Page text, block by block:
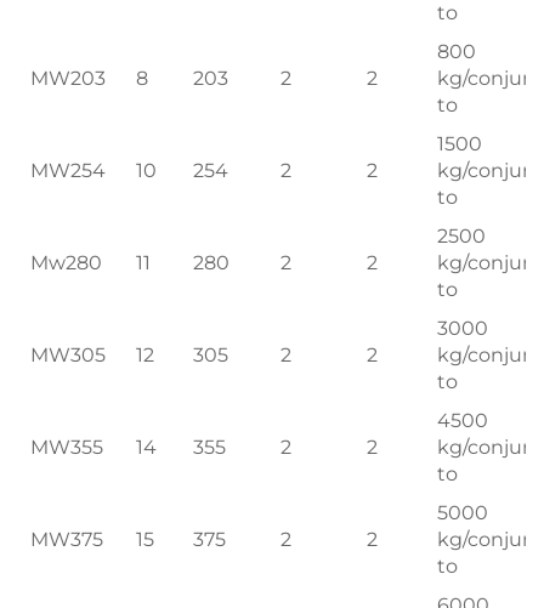
to
MW203 8 203 2 2
800
kg/conjun
to
MW254 10 254 2 2
1500
kg/conjun
to
Mw280 11 280 2 2
2500
kg/conjun
to
MW305 12 305 2 2
3000
kg/conjun
to
MW355 14 355 2 2
4500
kg/conjun
to
MW375 15 375 2 2
5000
kg/conjun
to